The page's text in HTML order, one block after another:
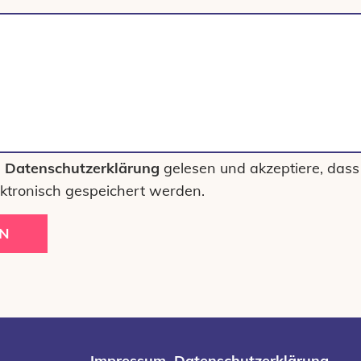
Datenschutzerklärung gelesen und akzeptiere, dass
gespeichert werden.